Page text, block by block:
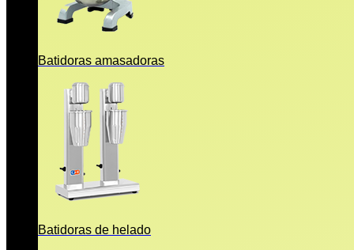
Batidoras amasadoras
Batidoras de helado